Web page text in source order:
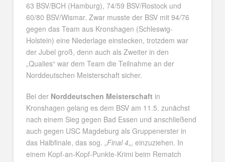
63 BSV/BCH (Hamburg), 74/59 BSV/Rostock und
60/80 BSV/Wismar. Zwar musste der BSV mit 94/76
gegen das Team aus Kronshagen (Schleswig-
Holstein) eine Niederlage einstecken, trotzdem war
der Jubel groß, denn auch als Zweiter in den
„Qualies“ war dem Team die Teilnahme an der
Norddeutschen Meisterschaft sicher.
Bei der Norddeutschen Meisterschaft in
Kronshagen gelang es dem BSV am 11.5. zunächst
nach einem Sieg gegen Bad Essen und anschließend
auch gegen USC Magdeburg als Gruppenerster in
das Halbfinale, das sog. „Final 4„, einzuziehen. In
einem Kopf-an-Kopf-Punkte-Krimi beim Rematch